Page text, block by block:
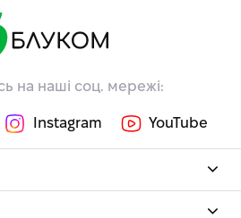
на наші соц. мережі:
Instagram YouTube